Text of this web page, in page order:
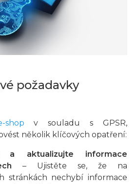
požadavky
shop v souladu s GPSR,
několik klíčových opatření:
a aktualizujte informace
– Ujistěte se, že na
stránkách nechybí informace